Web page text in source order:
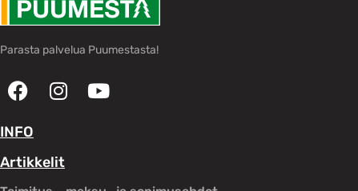
Parasta palvelua Puumestasta!
INFO
Artikkelit